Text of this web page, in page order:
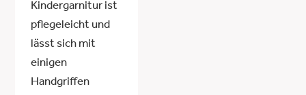
Kindergarnitur ist
pflegeleicht und
lässt sich mit
einigen
Handgriffen